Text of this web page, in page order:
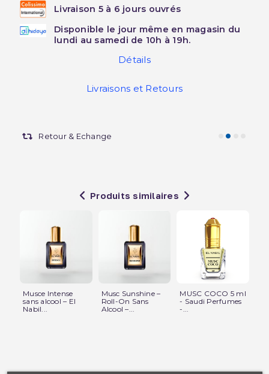
Livraison 5 à 6 jours ouvrés
Disponible le jour même en magasin du
lundi au samedi de 10h à 19h.
Détails
Livraisons et Retours
Retour & Echange
Produits similaires
Musce Intense
sans alcool – El
Nabil...
Musc Sunshine –
Roll-On Sans
Alcool –...
MUSC COCO 5 ml
- Saudi Perfumes
-...